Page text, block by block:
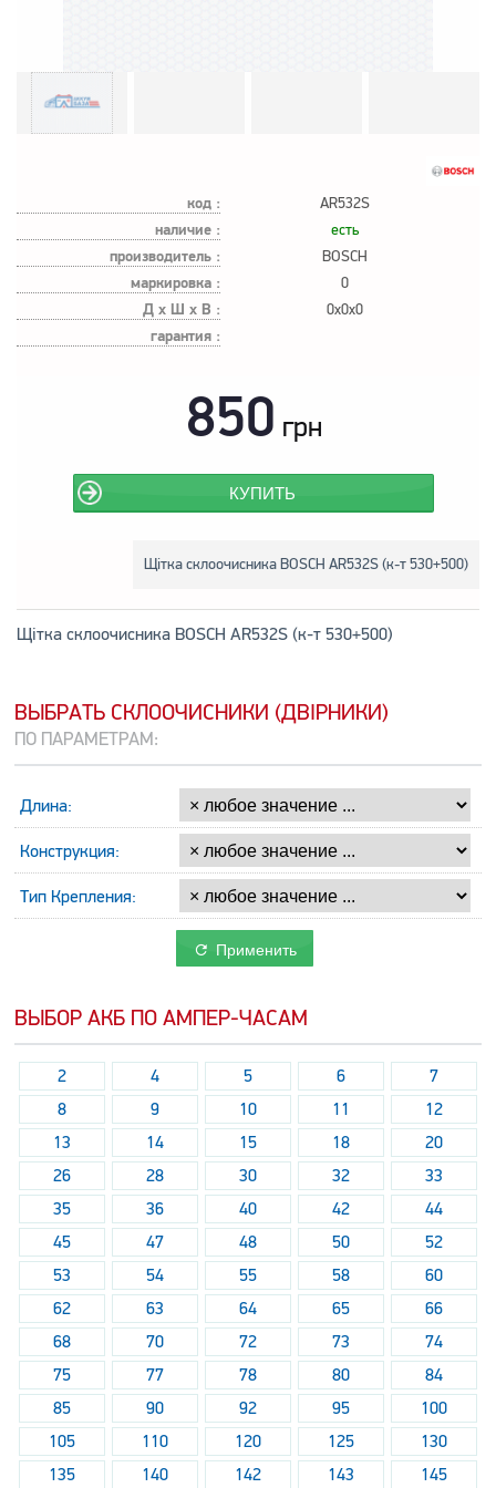
код : AR532S
наличие : есть
производитель : BOSCH
маркировка : 0
Д х Ш х В : 0x0x0
гарантия :
850 грн
КУПИТЬ
Щітка склоочисника BOSCH AR532S (к-т 530+500)
Щітка склоочисника BOSCH AR532S (к-т 530+500)
ВЫБРАТЬ СКЛООЧИСНИКИ (ДВІРНИКИ)
ПО ПАРАМЕТРАМ:
Длина:
Конструкция:
Тип Крепления:
Применить
ВЫБОР АКБ ПО АМПЕР-ЧАСАМ
2 4 5 6
7
8
9 10 11
12
13
14 15 18
20
26
28 30 32
33
35
36 40 42
44
45
47 48 50
52
53
54 55 58
60
62
63 64 65
66
68
70 72 73
74
75
77 78 80
84
85
90 92 95
100
105
110 120 125
130
135
140 142 143 145